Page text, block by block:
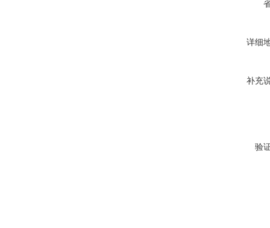
详细
补充
验